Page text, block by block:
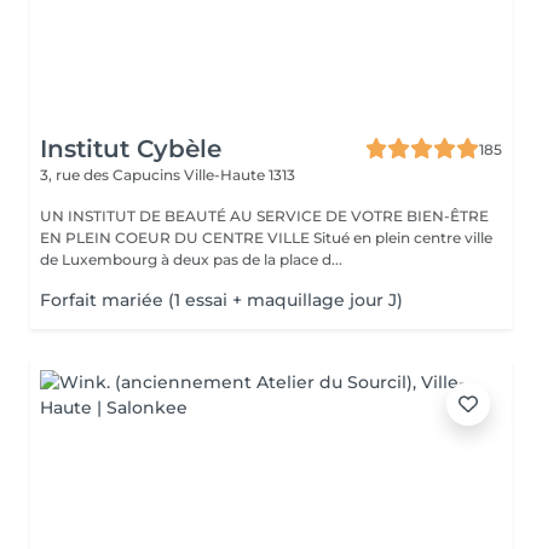
Institut Cybèle
185
3, rue des Capucins Ville-Haute 1313
UN INSTITUT DE BEAUTÉ AU SERVICE DE VOTRE BIEN-ÊTRE
EN PLEIN COEUR DU CENTRE VILLE Situé en plein centre ville
de Luxembourg à deux pas de la place d...
Forfait mariée (1 essai + maquillage jour J)